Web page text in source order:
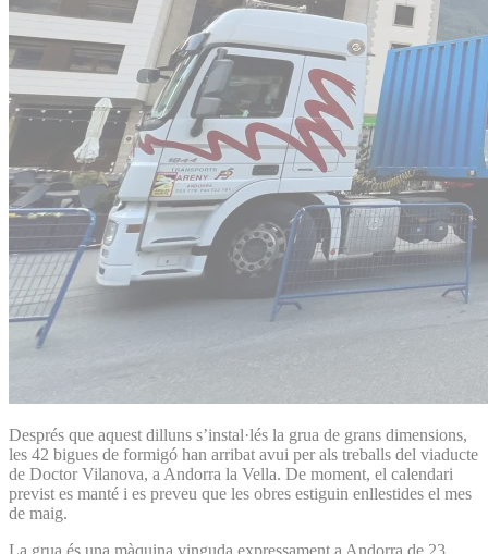
Després que aquest dilluns s’instal·lés la grua de grans dimensions,
les 42 bigues de formigó han arribat avui per als treballs del viaducte
de Doctor Vilanova, a Andorra la Vella. De moment, el calendari
previst es manté i es preveu que les obres estiguin enllestides el mes
de maig.
La grua és una màquina vinguda expressament a Andorra de 23